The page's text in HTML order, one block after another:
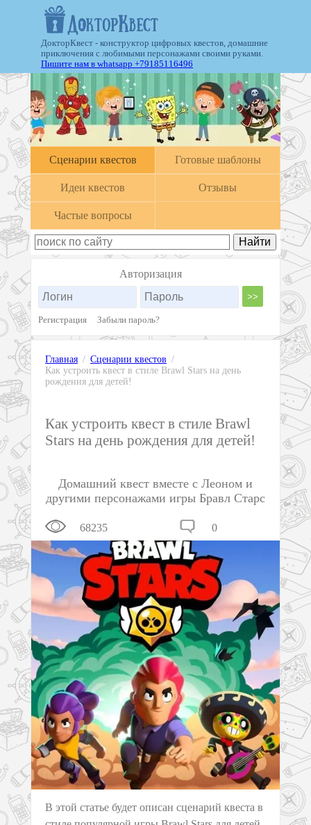
ДокторКвест - конструктор цифровых квестов, домашние
приключения с любимыми персонажами своими руками.
Пишите нам в whatsapp +79185116496
Cценарии квестов Готовые шаблоны
Идеи квестов Отзывы
Частые вопросы
Авторизация
Регистрация Забыли пароль?
Главная / Сценарии квестов /
Как устроить квест в стиле Brawl Stars на день
рождения для детей!
Как устроить квест в стиле Brawl
Stars на день рождения для детей!
Домашний квест вместе с Леоном и
другими персонажами игры Бравл Старс
68235 0
В этой статье будет описан сценарий квеста в